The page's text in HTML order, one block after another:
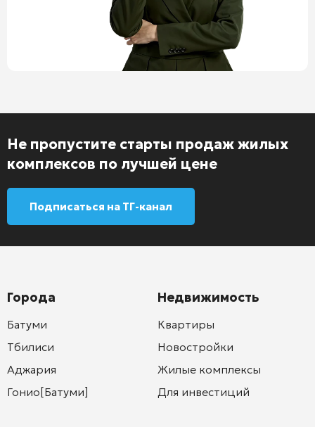
Не пропустите старты продаж жилых
комплексов по лучшей цене
Подписаться на ТГ-канал
Города
Батуми
Тбилиси
Аджария
Гонио[Батуми]
Недвижимость
Квартиры
Новостройки
Жилые комплексы
Для инвестиций